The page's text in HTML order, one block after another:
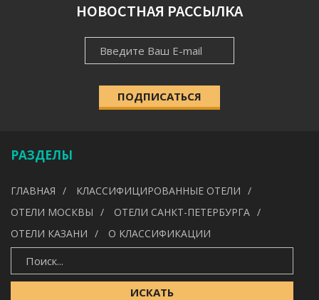
НАСЕЛЁННЫЙ ПУНКТ
ИСКАТЬ
НОВОСТНАЯ РАССЫЛКА
ПОДПИСАТЬСЯ
РАЗДЕЛЫ
ГЛАВНАЯ
КЛАССИФИЦИРОВАННЫЕ ОТЕЛИ
ОТЕЛИ МОСКВЫ
ОТЕЛИ САНКТ-ПЕТЕРБУРГА
ОТЕЛИ КАЗАНИ
О КЛАССИФИКАЦИИ
ИСКАТЬ